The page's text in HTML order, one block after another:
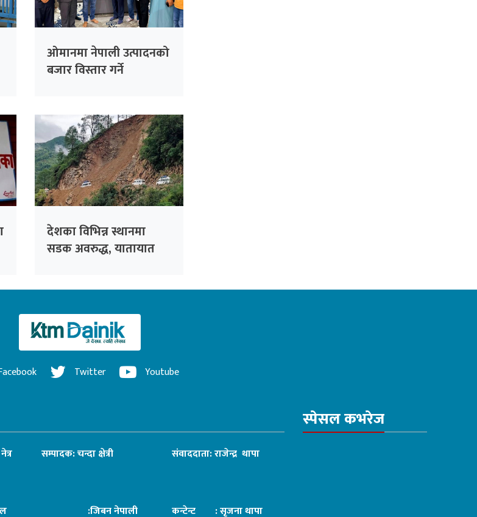
ओमानमा नेपाली उत्पादनको
बजार विस्तार गर्ने
देशका विभिन्न स्थानमा
सडक अवरुद्ध, यातायात
Twitter Youtube
सम्पादक: चन्दा क्षेत्री संवाददाता: राजेन्द्र थापा
:जिबन नेपाली कन्टेन्ट : सृजना थापा
स्पेसल कभरेज